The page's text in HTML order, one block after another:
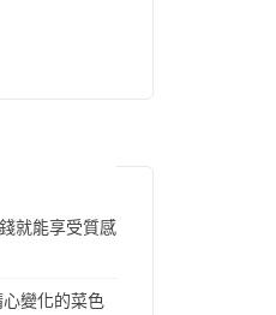
就能享受質感
變化的菜色